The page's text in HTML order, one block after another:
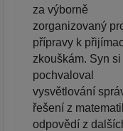
za výborně
zorganizovaný
přípravy k
zkouškám. Syn si
pochvaloval
vysvětlování
řešení z
odpovědí z